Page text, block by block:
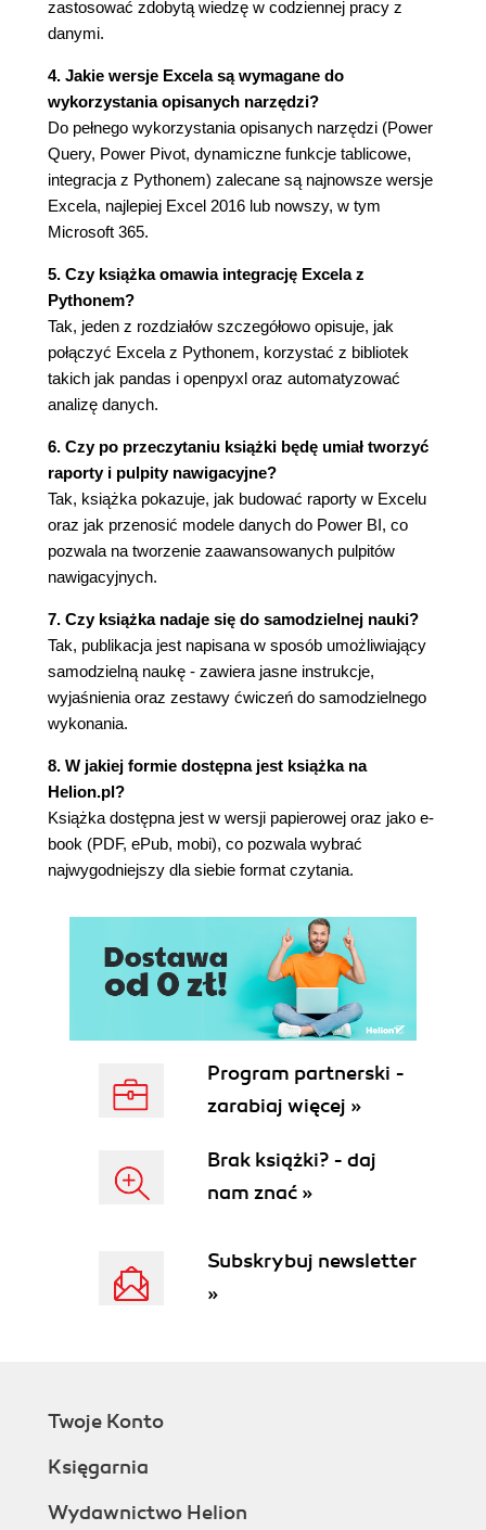
Kolumny obliczeniowe a miary
Zmiana układu danych
Podsumowanie
Ćwiczenia
Rozdział 5. Scalanie i dołączanie danych w Power
Query
Dołączanie wielu źródeł
danych
Relacyjne łączenie danych
Lewe sprzężenie zewnętrzne jak
WYSZUKAJ.PIONOWO()
Sprzężenie wewnętrzne - tylko
dopasowania
Zarządzanie zapytaniami
Grupowanie zapytań
Zależności zapytań
Podsumowanie
Ćwiczenia
pomocą Power Pivot
Rozdział 6. Pierwsze kroki w narzędziu Power
Pivot
Co to jest Power Pivot?
Power Pivot i model danych
Krótka wycieczka po dodatku Power Pivot
Model danych
Obliczenia
Ustawienia
Podsumowanie
Rozdział 7. Tworzenie relacyjnych modeli w
dodatku Power Pivot
Łączenie danych z dodatkiem Power Pivot
Tworzenie relacji
Układanie tabel w widoku diagramu
Edytowanie relacji
Kardynalność jeden do jednego
Relacje jeden do wielu
Filtrowanie użytkowników z
Od projektu do praktyki
zastosować zdobytą wiedzę w codziennej pracy z
danymi.
4. Jakie wersje Excela są wymagane do
wykorzystania opisanych narzędzi?
Do pełnego wykorzystania opisanych narzędzi (Power
Query, Power Pivot, dynamiczne funkcje tablicowe,
integracja z Pythonem) zalecane są najnowsze wersje
Excela, najlepiej Excel 2016 lub nowszy, w tym
Microsoft 365.
5. Czy książka omawia integrację Excela z
Pythonem?
Tak, jeden z rozdziałów szczegółowo opisuje, jak
połączyć Excela z Pythonem, korzystać z bibliotek
takich jak pandas i openpyxl oraz automatyzować
analizę danych.
6. Czy po przeczytaniu książki będę umiał tworzyć
raporty i pulpity nawigacyjne?
Tak, książka pokazuje, jak budować raporty w Excelu
oraz jak przenosić modele danych do Power BI, co
pozwala na tworzenie zaawansowanych pulpitów
nawigacyjnych.
7. Czy książka nadaje się do samodzielnej nauki?
Tak, publikacja jest napisana w sposób umożliwiający
samodzielną naukę - zawiera jasne instrukcje,
wyjaśnienia oraz zestawy ćwiczeń do samodzielnego
wykonania.
8. W jakiej formie dostępna jest książka na
Helion.pl?
Książka dostępna jest w wersji papierowej oraz jako e-
book (PDF, ePub, mobi), co pozwala wybrać
najwygodniejszy dla siebie format czytania.
Program partnerski -
zarabiaj więcej »
Brak książki? - daj
nam znać »
Subskrybuj newsletter
»
Twoje Konto
Księgarnia
Wydawnictwo Helion